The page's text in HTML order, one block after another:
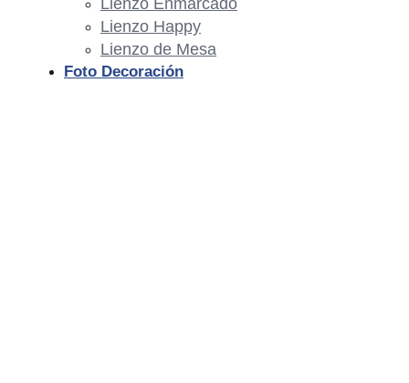
Lienzo Enmarcado
Lienzo Happy
Lienzo de Mesa
Foto Decoración